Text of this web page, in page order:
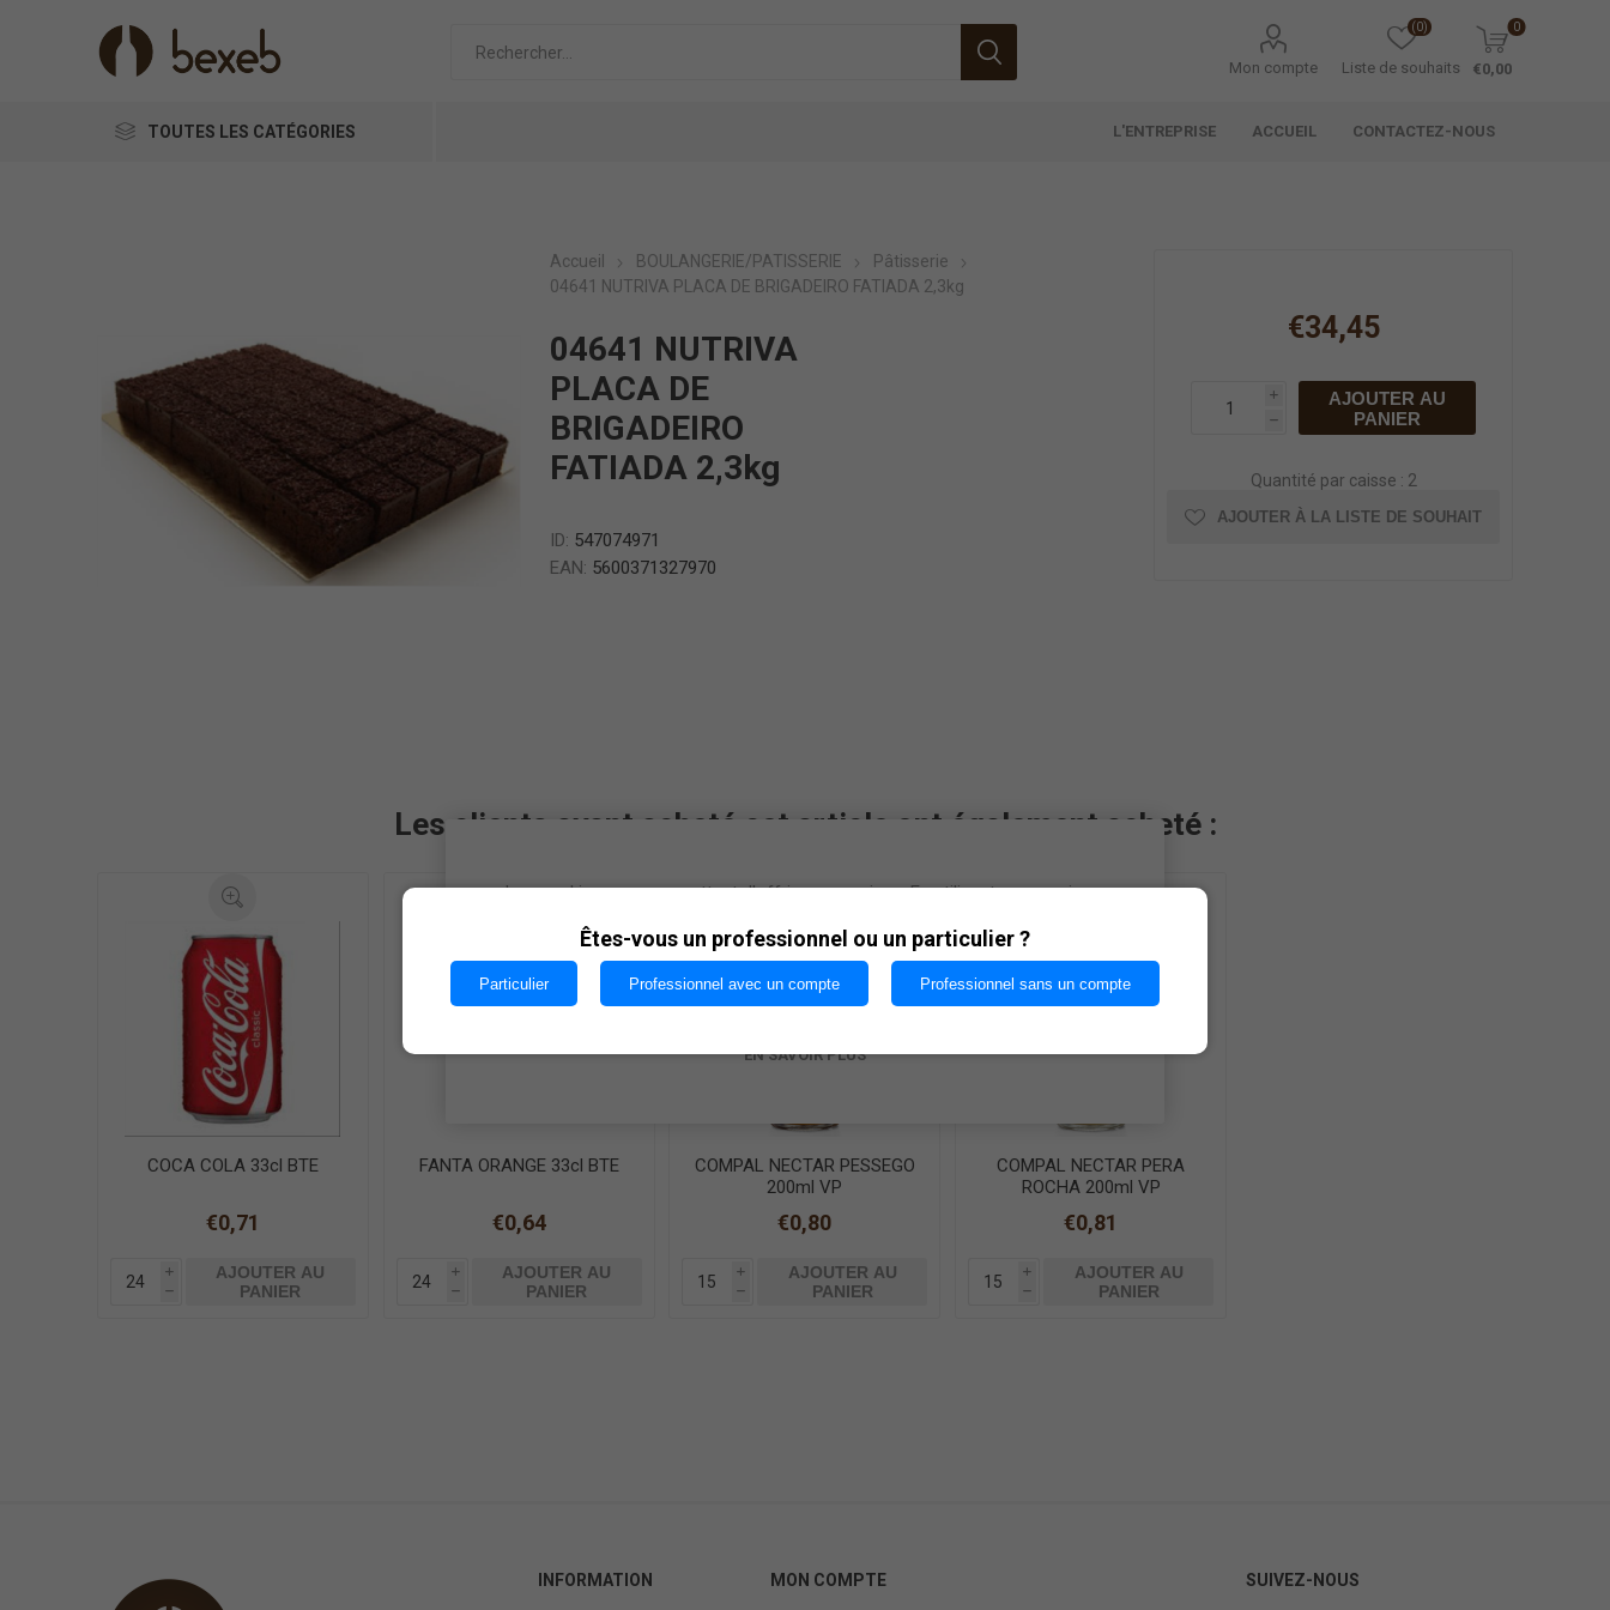
Mon compte Liste de souhaits
(0) 0
€0,00
TOUTES LES CATÉGORIES L'ENTREPRISE ACCUEIL CONTACTEZ-NOUS
Accueil BOULANGERIE/PATISSERIE
Pâtisserie
04641 NUTRIVA PLACA DE BRIGADEIRO FATIADA 2,3kg
04641 NUTRIVA
PLACA DE
BRIGADEIRO
FATIADA 2,3kg
ID: 547074971
EAN: 5600371327970
€34,45
i
h
AJOUTER AU
PANIER
Quantité par caisse : 2
AJOUTER À LA LISTE DE SOUHAIT
Les clients ayant acheté cet article ont également acheté :
COCA COLA 33cl BTE
€0,71
i
h
AJOUTER AU
PANIER
FANTA ORANGE 33cl BTE
€0,64
i
h
AJOUTER AU
PANIER
COMPAL NECTAR PESSEGO
200ml VP
€0,80
i
h
AJOUTER AU
PANIER
COMPAL NECTAR PERA
ROCHA 200ml VP
€0,81
i
h
AJOUTER AU
PANIER
INFORMATION MON COMPTE SUIVEZ-NOUS
Les cookies nous permettent d'offrir nos services. En utilisant nos services,
OK
EN SAVOIR PLUS
Êtes-vous un professionnel ou un particulier ?
Particulier Professionnel avec un compte Professionnel sans un compte